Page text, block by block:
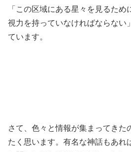
「この区域にある星々を見るた
視力を持っていなければならない
ています。
さて、色々と情報が集まってきた
たく思います。有名な神話もあれ